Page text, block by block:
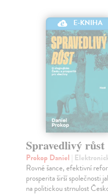
E-KNIHA
Spravedlivý růst
Prokop Daniel |
Rovné šance, efektivní
prosperita širší společnosti
na politickou strnulost